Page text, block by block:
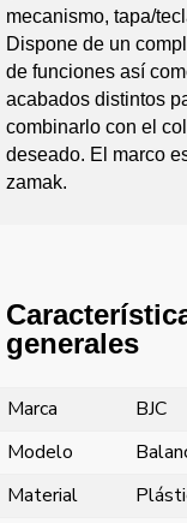
mecanismo, tapa/
Dispone de un
de funciones así
acabados distintos
combinarlo con el
deseado. El marco
zamak.
generales
Marca
BJC
Modelo
Material